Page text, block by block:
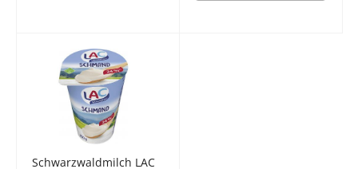
Schwarzwaldmilch LAC